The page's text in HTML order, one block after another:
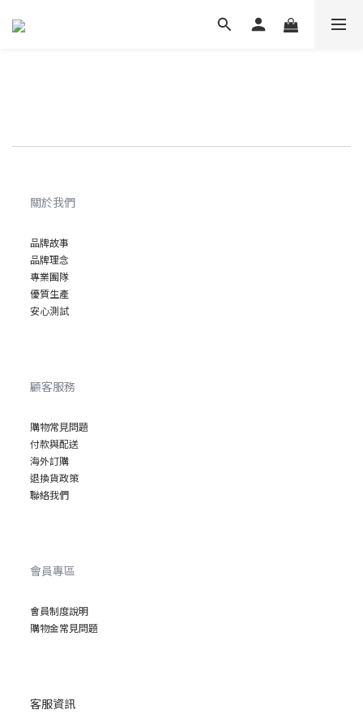
關於我們
品牌故事
品牌理念
專業團隊
優質生產
安心測試
顧客服務
購物常見問題
付款與配送
海外訂購
退換貨政策
聯絡我們
會員專區
會員制度說明
購物金常見問題
客服資訊